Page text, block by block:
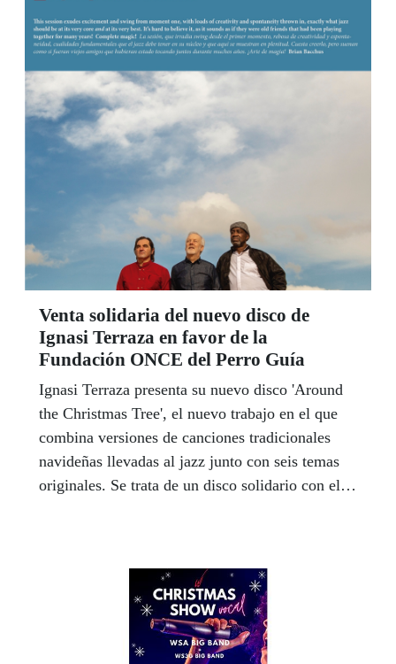
Venta solidaria del nuevo disco de
Ignasi Terraza en favor de la
Fundación ONCE del Perro Guía
Ignasi Terraza presenta su nuevo disco 'Around
the Christmas Tree', el nuevo trabajo en el que
combina versiones de canciones tradicionales
navideñas llevadas al jazz junto con seis temas
originales. Se trata de un disco solidario con el